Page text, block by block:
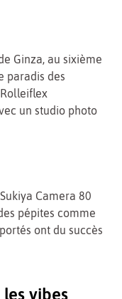
Ginza, au sixième
paradis des
un studio photo
Camera 80
pépites comme
ont du succès
vibes